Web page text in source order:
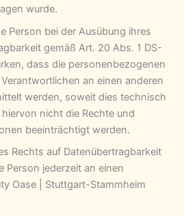
wurde.
Person bei der Ausübung ihres
gemäß Art. 20 Abs. 1 DS-
dass die personenbezogenen
an einen anderen
werden, soweit dies technisch
nicht die Rechte und
beeinträchtigt werden.
Rechts auf Datenübertragbarkeit
Person jederzeit an einen
Oase | Stuttgart-Stammheim